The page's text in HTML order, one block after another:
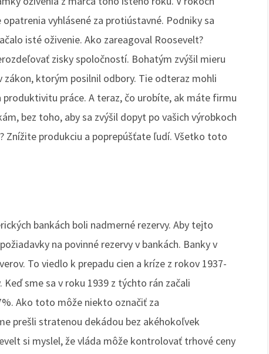
vyhlásené za protiústavné. Podniky sa
isté oživenie. Ako zareagoval Roosevelt?
zisky spoločností. Bohatým zvýšil mieru
zákon, ktorým posilnil odbory. Tie odteraz mohli
práce. A teraz, čo urobíte, ak máte firmu
bez toho, aby sa zvýšil dopyt po vašich výrobkoch
Znížite produkciu a poprepúšťate ľudí. Všetko toto
bankách boli nadmerné rezervy. Aby tejto
na povinné rezervy v bankách. Banky v
To viedlo k prepadu cien a kríze z rokov 1937-
sme sa v roku 1939 z týchto rán začali
Ako toto môže niekto označiť za
prešli stratenou dekádou bez akéhokoľvek
si myslel, že vláda môže kontrolovať trhové ceny